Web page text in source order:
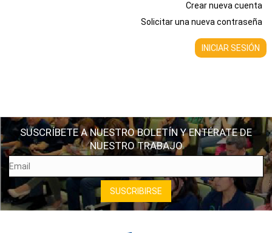
Crear nueva cuenta
Solicitar una nueva contraseña
SUSCRÍBETE A NUESTRO BOLETÍN Y ENTÉRATE DE
NUESTRO TRABAJO